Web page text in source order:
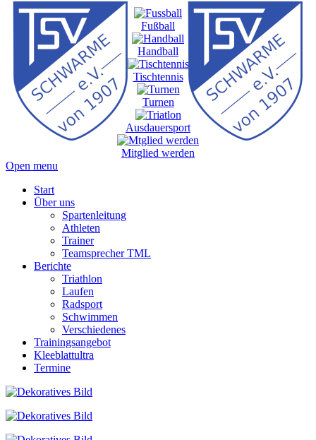
Fußball
Handball
Tischtennis
Turnen
Ausdauersport
Mitglied werden
Open menu
Start
Über uns
Spartenleitung
Athleten
Trainer
Teamsprecher TML
Berichte
Triathlon
Laufen
Radsport
Schwimmen
Verschiedenes
Trainingsangebot
Kleeblattultra
Termine